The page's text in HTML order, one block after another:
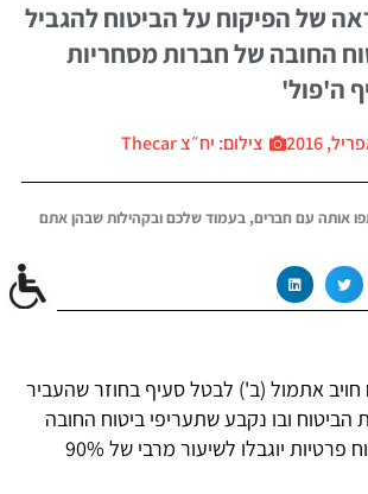
של הפיקוח על הביטוח להגביל
החובה של חברות מסחריות
צילום: יח״צ Thecar
אותה עם חברים, בעמוד שלכם ובקהילות שבהן אתם
חויב אתמול (ב') לבטל סעיף בחוזר שהעביר
ובו נקבע שתעריפי ביטוח החובה
שגובות חברות ביטוח פרטיות יוגבלו לשיעור מרבי של 90%